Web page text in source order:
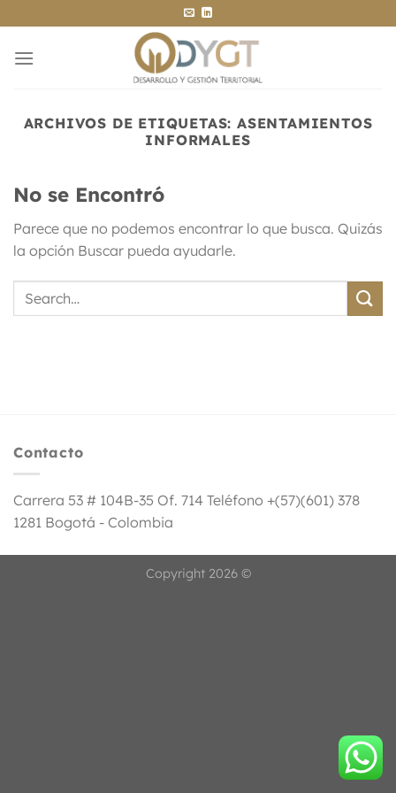
al
contenido
ARCHIVOS DE ETIQUETAS: ASENTAMIENTOS
INFORMALES
No se Encontró
Parece que no podemos encontrar lo que busca. Quizás
la opción Buscar pueda ayudarle.
Contacto
Carrera 53 # 104B-35 Of. 714 Teléfono +(57)(601) 378
1281 Bogotá - Colombia
Copyright 2026 ©